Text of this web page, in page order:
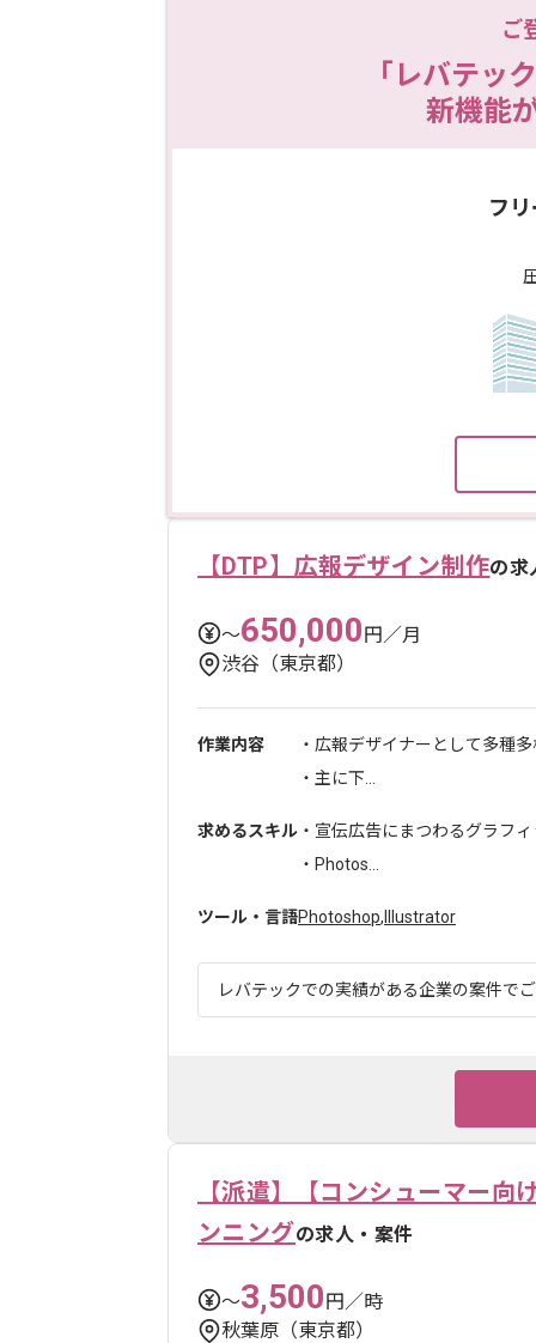
ご
「レバテッ
新機能
フ
【DTP】広報デザイン制作の求
〜650,000円／月
渋谷（東京都）
作業内容
・広報デザイナーとして多種
・主に下...
求めるスキル ・宣伝広告にまつわるグラフ
・Photos...
ツール・言語Photoshop, Illustrator
レバテックでの実績がある企業の案件で
【派遣】【コンシューマー
ンニングの求人・案件
〜3,500円／時
秋葉原（東京都）